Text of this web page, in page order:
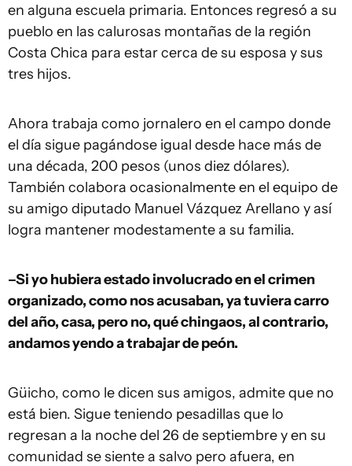
en alguna escuela primaria. Entonces regresó a su
pueblo en las calurosas montañas de la región
Costa Chica para estar cerca de su esposa y sus
tres hijos.
Ahora trabaja como jornalero en el campo donde
el día sigue pagándose igual desde hace más de
una década, 200 pesos (unos diez dólares).
También colabora ocasionalmente en el equipo de
su amigo diputado Manuel Vázquez Arellano y así
logra mantener modestamente a su familia.
–Si yo hubiera estado involucrado en el crimen
organizado, como nos acusaban, ya tuviera carro
del año, casa, pero no, qué chingaos, al contrario,
andamos yendo a trabajar de peón.
Güicho, como le dicen sus amigos, admite que no
está bien. Sigue teniendo pesadillas que lo
regresan a la noche del 26 de septiembre y en su
comunidad se siente a salvo pero afuera, en